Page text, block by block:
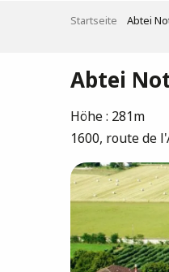
Startseite Abtei
Abtei
Höhe : 281m
1600, route de